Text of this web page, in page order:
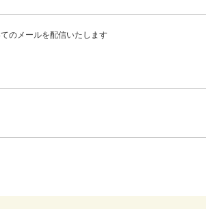
のメールを配信いたします